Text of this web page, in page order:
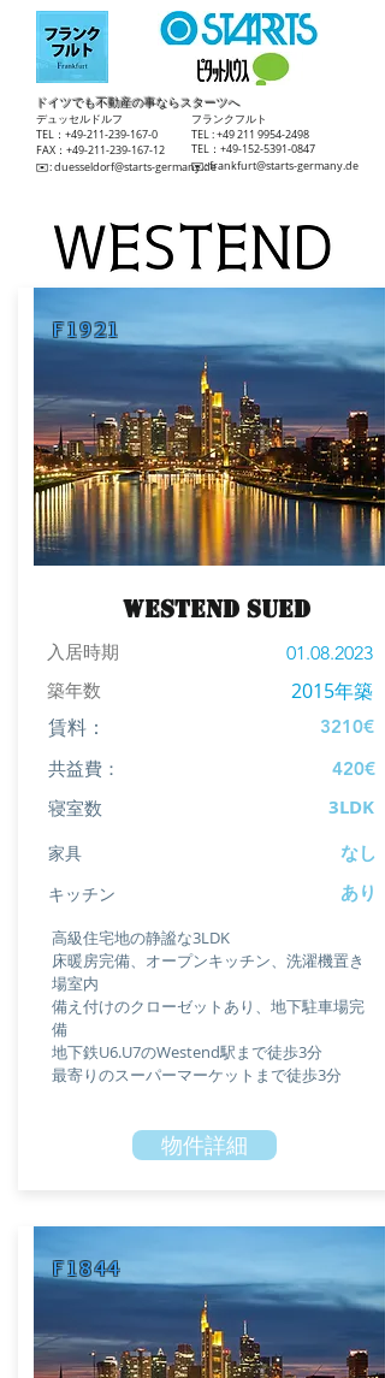
ドイツでも不動産の事ならスターツへ
​フランクフルト
TEL :+49 211 9954-2498
TEL：+49-152-5391-0847
​✉️:frankfurt@starts-germany.de
​デュッセルドルフ
TEL：+49-211-239-167-0
FAX：+49-211-239-167-12
​✉️:duesseldorf@starts-germany.de
F1921
Westend Sued
入居時期
築年数
賃料：
共益費：
寝室数
家具
キッチン
01.08.2023
2015年築
3210€
420€
3LDK
なし
あり
高級住宅地の静謐な3LDK
床暖房完備、オープンキッチン、洗濯機置き
場室内
備え付けのクローゼットあり、地下駐車場完
備
地下鉄U6.U7のWestend駅まで徒歩3分
最寄りのスーパーマーケットまで徒歩3分
物件詳細
F1844